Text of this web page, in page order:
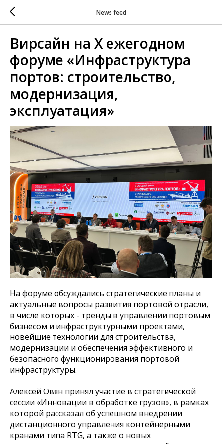
News feed
Вирсайн на Х ежегодном
форуме «Инфраструктура
портов: строительство,
модернизация,
эксплуатация»
На форуме обсуждались стратегические планы и
актуальные вопросы развития портовой отрасли,
в числе которых - тренды в управлении портовым
бизнесом и инфраструктурными проектами,
новейшие технологии для строительства,
модернизации и обеспечения эффективного и
безопасного функционирования портовой
инфраструктуры.
Алексей Овян принял участие в стратегической
сессии «Инновации в обработке грузов», в рамках
которой рассказал об успешном внедрении
дистанционного управления контейнерными
кранами типа RTG, а также о новых